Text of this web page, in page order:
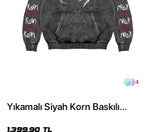
4
Yıkamalı Siyah Korn Baskılı
1.399,90 TL